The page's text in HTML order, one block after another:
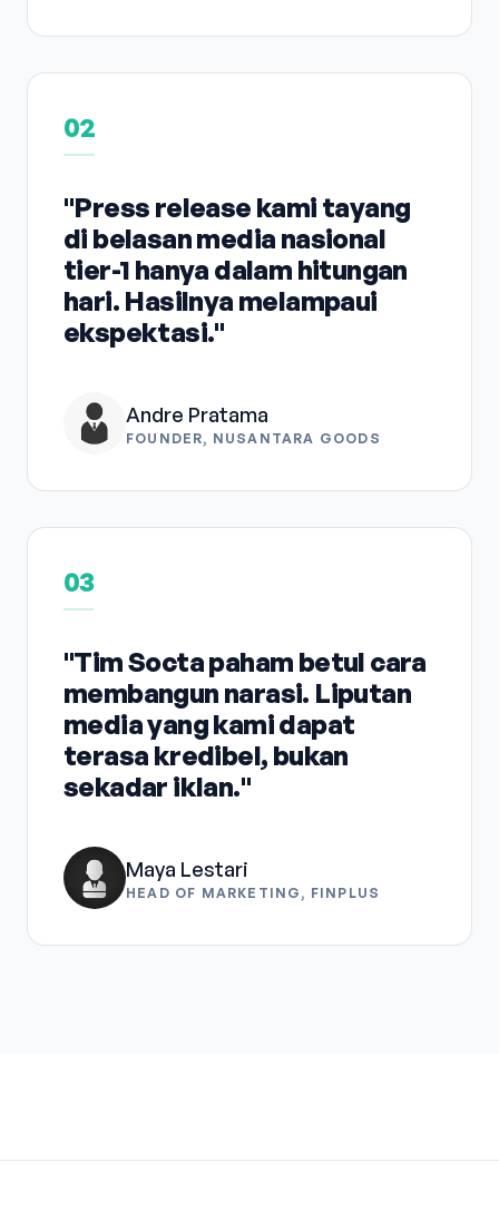
02
"Press release kami tayang
di belasan media nasional
tier-1 hanya dalam hitungan
hari. Hasilnya melampaui
ekspektasi."
Andre Pratama
FOUNDER, NUSANTARA GOODS
03
"Tim Socta paham betul cara
membangun narasi. Liputan
media yang kami dapat
terasa kredibel, bukan
sekadar iklan."
Maya Lestari
HEAD OF MARKETING, FINPLUS